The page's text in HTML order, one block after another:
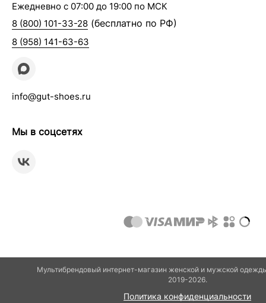
Ежедневно с 07:00 до 19:00 по МСК
8 (800) 101-33-28 (бесплатно по РФ)
8 (958) 141-63-63
info@gut-shoes.ru
Мы в соцсетях
Мультибрендовый интернет-магазин женской и мужской
2019-2026.
Политика конфиденциальности